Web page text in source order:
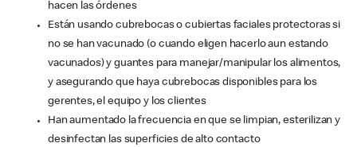
hacen las órdenes
Están usando cubrebocas o cubiertas faciales protectoras si
no se han vacunado (o cuando eligen hacerlo aun estando
vacunados) y guantes para manejar/manipular los alimentos,
y asegurando que haya cubrebocas disponibles para los
gerentes, el equipo y los clientes
Han aumentado la frecuencia en que se limpian, esterilizan y
desinfectan las superficies de alto contacto